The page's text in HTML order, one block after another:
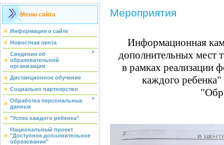
Меню сайта
Информация о сайте
Новостная лента
Сведения об
образовательной
организации
Дистанционное обучение
Социально партнерство
Обработка персональных
данных
"Успех каждого ребенка"
Национальный проект
"Доступное дополнительное
образование"
Мероприятия
Информационная
дополнительных мест
в рамках реализации
каждого ребенка"